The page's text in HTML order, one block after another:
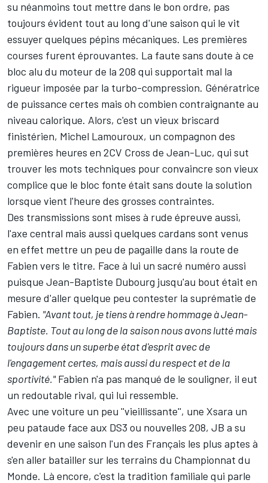
su néanmoins tout mettre dans le bon ordre, pas
toujours évident tout au long d'une saison qui le vit
essuyer quelques pépins mécaniques. Les premières
courses furent éprouvantes. La faute sans doute à ce
bloc alu du moteur de la 208 qui supportait mal la
rigueur imposée par la turbo-compression. Génératrice
de puissance certes mais oh combien contraignante au
niveau calorique. Alors, c'est un vieux briscard
finistérien, Michel Lamouroux, un compagnon des
premières heures en 2CV Cross de Jean-Luc, qui sut
trouver les mots techniques pour convaincre son vieux
complice que le bloc fonte était sans doute la solution
lorsque vient l'heure des grosses contraintes.
Des transmissions sont mises à rude épreuve aussi,
l'axe central mais aussi quelques cardans sont venus
en effet mettre un peu de pagaille dans la route de
Fabien vers le titre. Face à lui un sacré numéro aussi
puisque Jean-Baptiste Dubourg jusqu'au bout était en
mesure d'aller quelque peu contester la suprématie de
Fabien. "Avant tout, je tiens à rendre hommage à Jean-
Baptiste. Tout au long de la saison nous avons lutté mais
toujours dans un superbe état d'esprit avec de
l'engagement certes, mais aussi du respect et de la
sportivité."Fabien n'a pas manqué de le souligner, il eut
un redoutable rival, qui lui ressemble.
Avec une voiture un peu ''vieillissante'', une Xsara un
peu pataude face aux DS3 ou nouvelles 208, JB a su
devenir en une saison l'un des Français les plus aptes à
s'en aller batailler sur les terrains du Championnat du
Monde. Là encore, c'est la tradition familiale qui parle